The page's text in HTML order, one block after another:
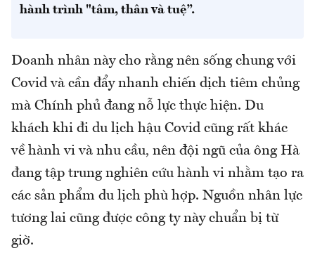
hành trình "tâm, thân và tuệ”.
Doanh nhân này cho rằng nên sống chung với
Covid và cần đẩy nhanh chiến dịch tiêm chủng
mà Chính phủ đang nỗ lực thực hiện. Du
khách khi đi du lịch hậu Covid cũng rất khác
về hành vi và nhu cầu, nên đội ngũ của ông Hà
đang tập trung nghiên cứu hành vi nhằm tạo ra
các sản phẩm du lịch phù hợp. Nguồn nhân lực
tương lai cũng được công ty này chuẩn bị từ
giờ.